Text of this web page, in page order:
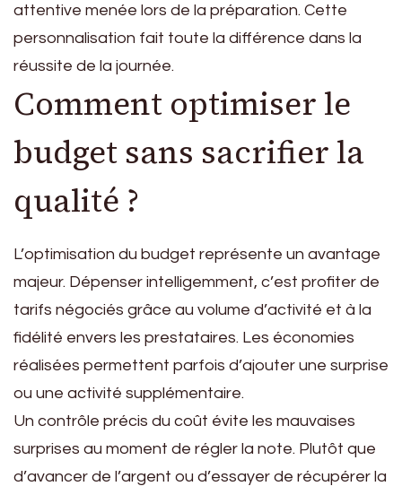
attentive menée lors de la préparation. Cette
personnalisation fait toute la différence dans la
réussite de la journée.
Comment optimiser le
budget sans sacrifier la
qualité ?
L’optimisation du budget représente un avantage
majeur. Dépenser intelligemment, c’est profiter de
tarifs négociés grâce au volume d’activité et à la
fidélité envers les prestataires. Les économies
réalisées permettent parfois d’ajouter une surprise
ou une activité supplémentaire.
Un contrôle précis du coût évite les mauvaises
surprises au moment de régler la note. Plutôt que
d’avancer de l’argent ou d’essayer de récupérer la